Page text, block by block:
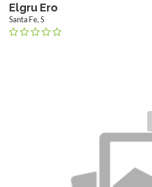
Elgru Ero
Santa Fe, S